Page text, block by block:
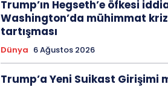
Trump’ın Hegseth’e öfkesi
Washington’da mühimmat
tartışması
Dünya 6 Ağustos 2026
Trump’a Yeni Suikast Girişimi